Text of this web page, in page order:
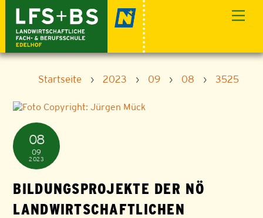
content
Startseite › 2023 › 09 › 08 › 3525
08
09
2023
BILDUNGSPROJEKTE DER NÖ
LANDWIRTSCHAFTLICHEN